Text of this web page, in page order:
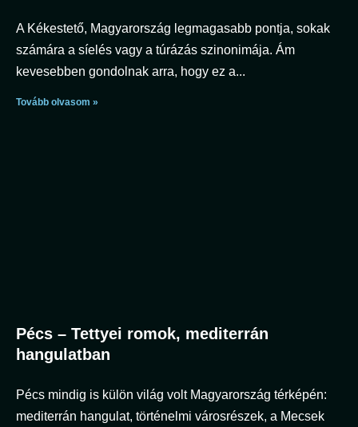
A Kékestető, Magyarország legmagasabb pontja, sokak
számára a síelés vagy a túrázás szinonimája. Ám
kevesebben gondolnak arra, hogy ez a
Tovább olvasom »
Pécs – Tettyei romok, mediterrán
hangulatban
Pécs mindig is külön világ volt Magyarország térképén:
mediterrán hangulat, történelmi városrészek, a Mecsek